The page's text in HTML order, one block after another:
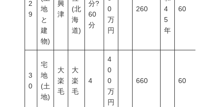
2
9
地
と
建
物)
興
津
(北
海
道)
分?
60
分
0
万
円
260
4
5
年
60
3
0
宅
地
(土
地)
大
楽
毛
大
楽
毛
4
4
0
0
万
円
660 60